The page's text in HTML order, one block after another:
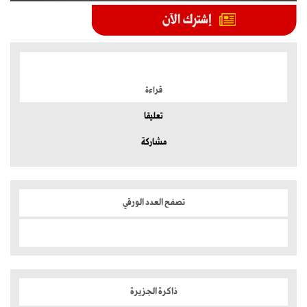
قراءة
تعليقا
مشاركة
تصفح العدد الورقي
ذاكرة الجزيرة